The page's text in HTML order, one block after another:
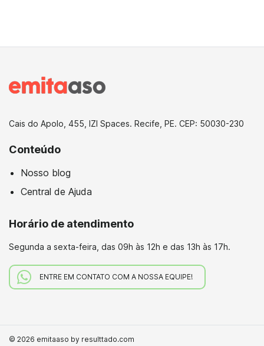
Cais do Apolo, 455, IZI Spaces. Recife, PE. CEP: 50030-230
Conteúdo
Nosso blog
Central de Ajuda
Horário de atendimento
Segunda a sexta-feira, das 09h às 12h e das 13h às 17h.
ENTRE EM CONTATO COM A NOSSA EQUIPE!
© 2026 emitaaso by resulttado.com